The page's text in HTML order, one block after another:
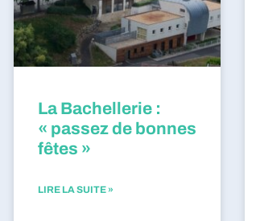
La Bachellerie :
« passez de bonnes
fêtes »
LIRE LA SUITE »